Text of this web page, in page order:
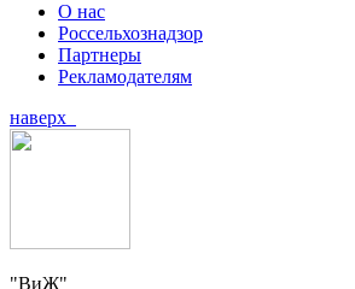
О нас
Россельхознадзор
Партнеры
Рекламодателям
наверх
"ВиЖ"